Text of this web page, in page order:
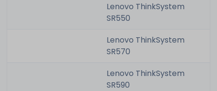
Lenovo ThinkSystem
SR550
Lenovo ThinkSystem
SR570
Lenovo ThinkSystem
SR590